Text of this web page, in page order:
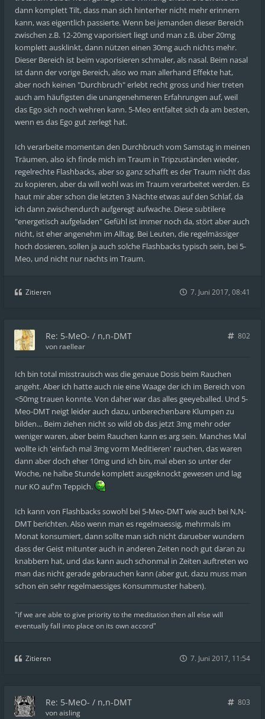
dann komplett Tilt, dass man sich hinterher nicht mehr erinnern
kann, was eigentlich passierte. Wenn bei jemanden dieser Bereich
zwischen z.B. 12-20mg vaporisiert liegt und man z.B. über 20mg
komplett ausklinkt, dann nützen einen 30mg auch nichts mehr.
Dieser Bereich ist beim vaporisieren schmaler, als nasal. Beim nasal
ist dann der vorige Bereich, also wo man allerhand Effekte hat,
aber noch keinen "Durchbruch" erlebt recht gross und hier treten
auch am häufigsten die unangenehmeren Erfahrungen auf, weil
das Ego sich noch wehren kann. 5-Meo entfaltet sich da am besten,
wenn es das Ego gut zerlegt hat.
Ich verarbeite momentan den Durchbruch vom Samstag in meinen
Träumen, also ich finde mich im Traum in Tripzuständen wieder,
regelrechte Flashbacks, aber so ganz schafft es der Traum nicht das
zu kopieren, aber da will wohl was im Traum verarbeitet werden. Es
haut mir aber schon die letzten 3 Nächte etwas auf den Schlaf, da
ich dann zwischendurch aufgeregt aufwache. Diese subtilere
"energetisch aufgeladen" Gefühl ist immer noch da, stört aber auch
nicht, ist eher angenehm im Alltag. Bei Leuten, die regelmässiger
hoch dosieren, sollen ja auch solche Flashbacks typisch sein, bei 5-
Meo, und nicht nur nachts im Traum.
Zitieren 7. Juni 2017, 08:41
Re: 5-MeO- / n,n-DMT
802
von raellear
Ich bin total misstrauisch was die genaue Dosis beim Rauchen
angeht. Aber ich hatte auch nie eine Waage der ich im Bereich von
<50mg trauen konnte. Von daher war das alles geeyeballed. Und 5-
Meo-DMT neigt leider auch dazu, unberechenbare Klumpen zu
bilden... Beim ziehen nicht so wild ob das jetzt 3mg mehr oder
weniger waren, aber beim Rauchen kann es arg sein. Manches Mal
wollte ich 'einfach mal 3mg vorm Meditieren' rauchen, das waren
dann aber doch eher 10mg und ich bin, mal eben so unter der
Woche, ne halbe Stunde komplett ausgeknockt gewesen und lag
nur KO auf'm Teppich.
Ich kann von Flashbacks sowohl bei 5-Meo-DMT wie auch bei N,N-
DMT berichten. Also wenn man es regelmaessig, mehrmals im
Monat konsumiert, dann sollte man sich nicht darueber wundern
dass der Geist mitunter auch in anderen Zeiten noch gut daran zu
knabbern hat, und das kann auch schonmal in Zeiten auftreten wo
man das nicht gerade gebrauchen kann (aber gut, dazu muss man
schon ein sehr regelmaessiges Konsummuster haben).
"if we are able to give priority to the meditation then all else will
eventually fall into place on its own accord"
Zitieren 7. Juni 2017, 11:54
Re: 5-MeO- / n,n-DMT
803
vonaisling